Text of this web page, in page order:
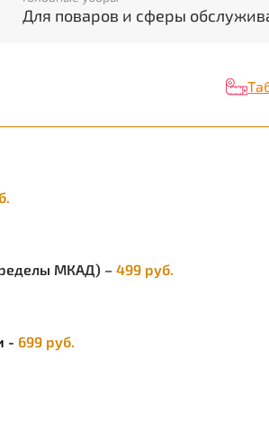
условий хранения)
ТР ТС 019/2011
Для поваров и сферы
МКАД) – 499 руб.
- 699 руб.